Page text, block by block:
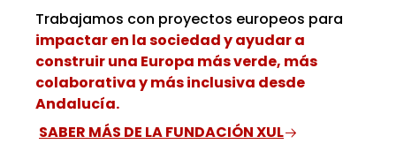
Trabajamos con proyectos europeos para
impactar en la sociedad y ayudar a
construir una Europa más verde, más
colaborativa y más inclusiva desde
Andalucía.
SABER MÁS DE LA FUNDACIÓN XUL